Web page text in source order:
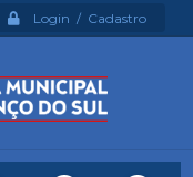
Login / Cadastro